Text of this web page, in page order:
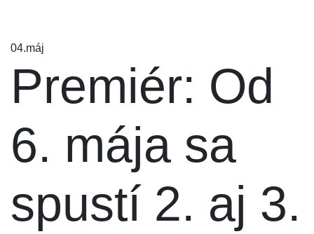
04.máj
Premiér: Od
6. mája sa
spustí 2. aj 3.